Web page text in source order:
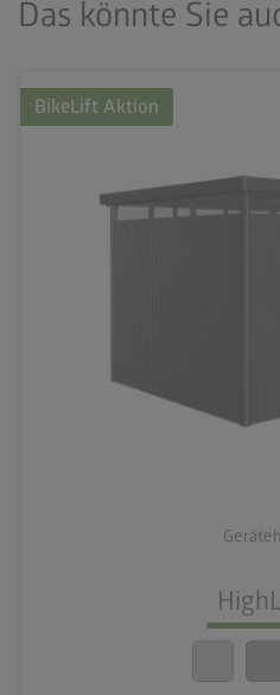
Das könnte Sie
3
Beste
calendar_month
BikeLift Aktion